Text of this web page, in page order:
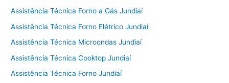
Assistência Técnica Forno a Gás Jundiaí
Assistência Técnica Forno Elétrico Jundiaí
Assistência Técnica Microondas Jundiaí
Assistência Técnica Cooktop Jundiaí
Assistência Técnica Forno Jundiaí